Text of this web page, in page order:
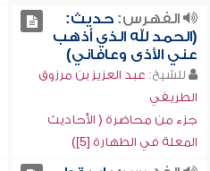
الفهرس:حديث:
(الحمد لله الذي أذهب
عني الأذى وعافاني)
للشيخ: عبد العزيز بن مرزوق
الطريفي
جزء من محاضرة ( الأحاديث
المعلة في الطهارة [5])